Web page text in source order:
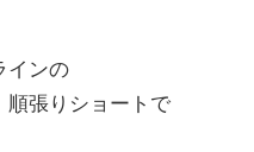
インの
順張りショートで